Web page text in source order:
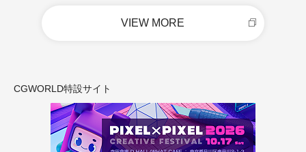
VIEW MORE
CGWORLD特設サイト